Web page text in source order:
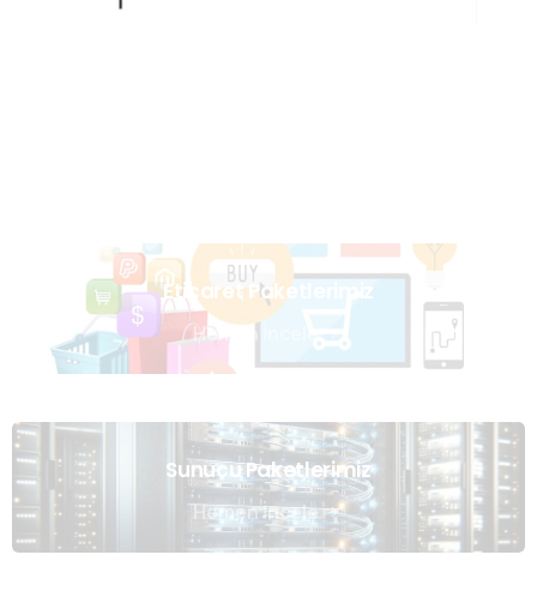
Eticaret Paketlerimiz
Hemen İncele
Sunucu Paketlerimiz
Hemen İncele